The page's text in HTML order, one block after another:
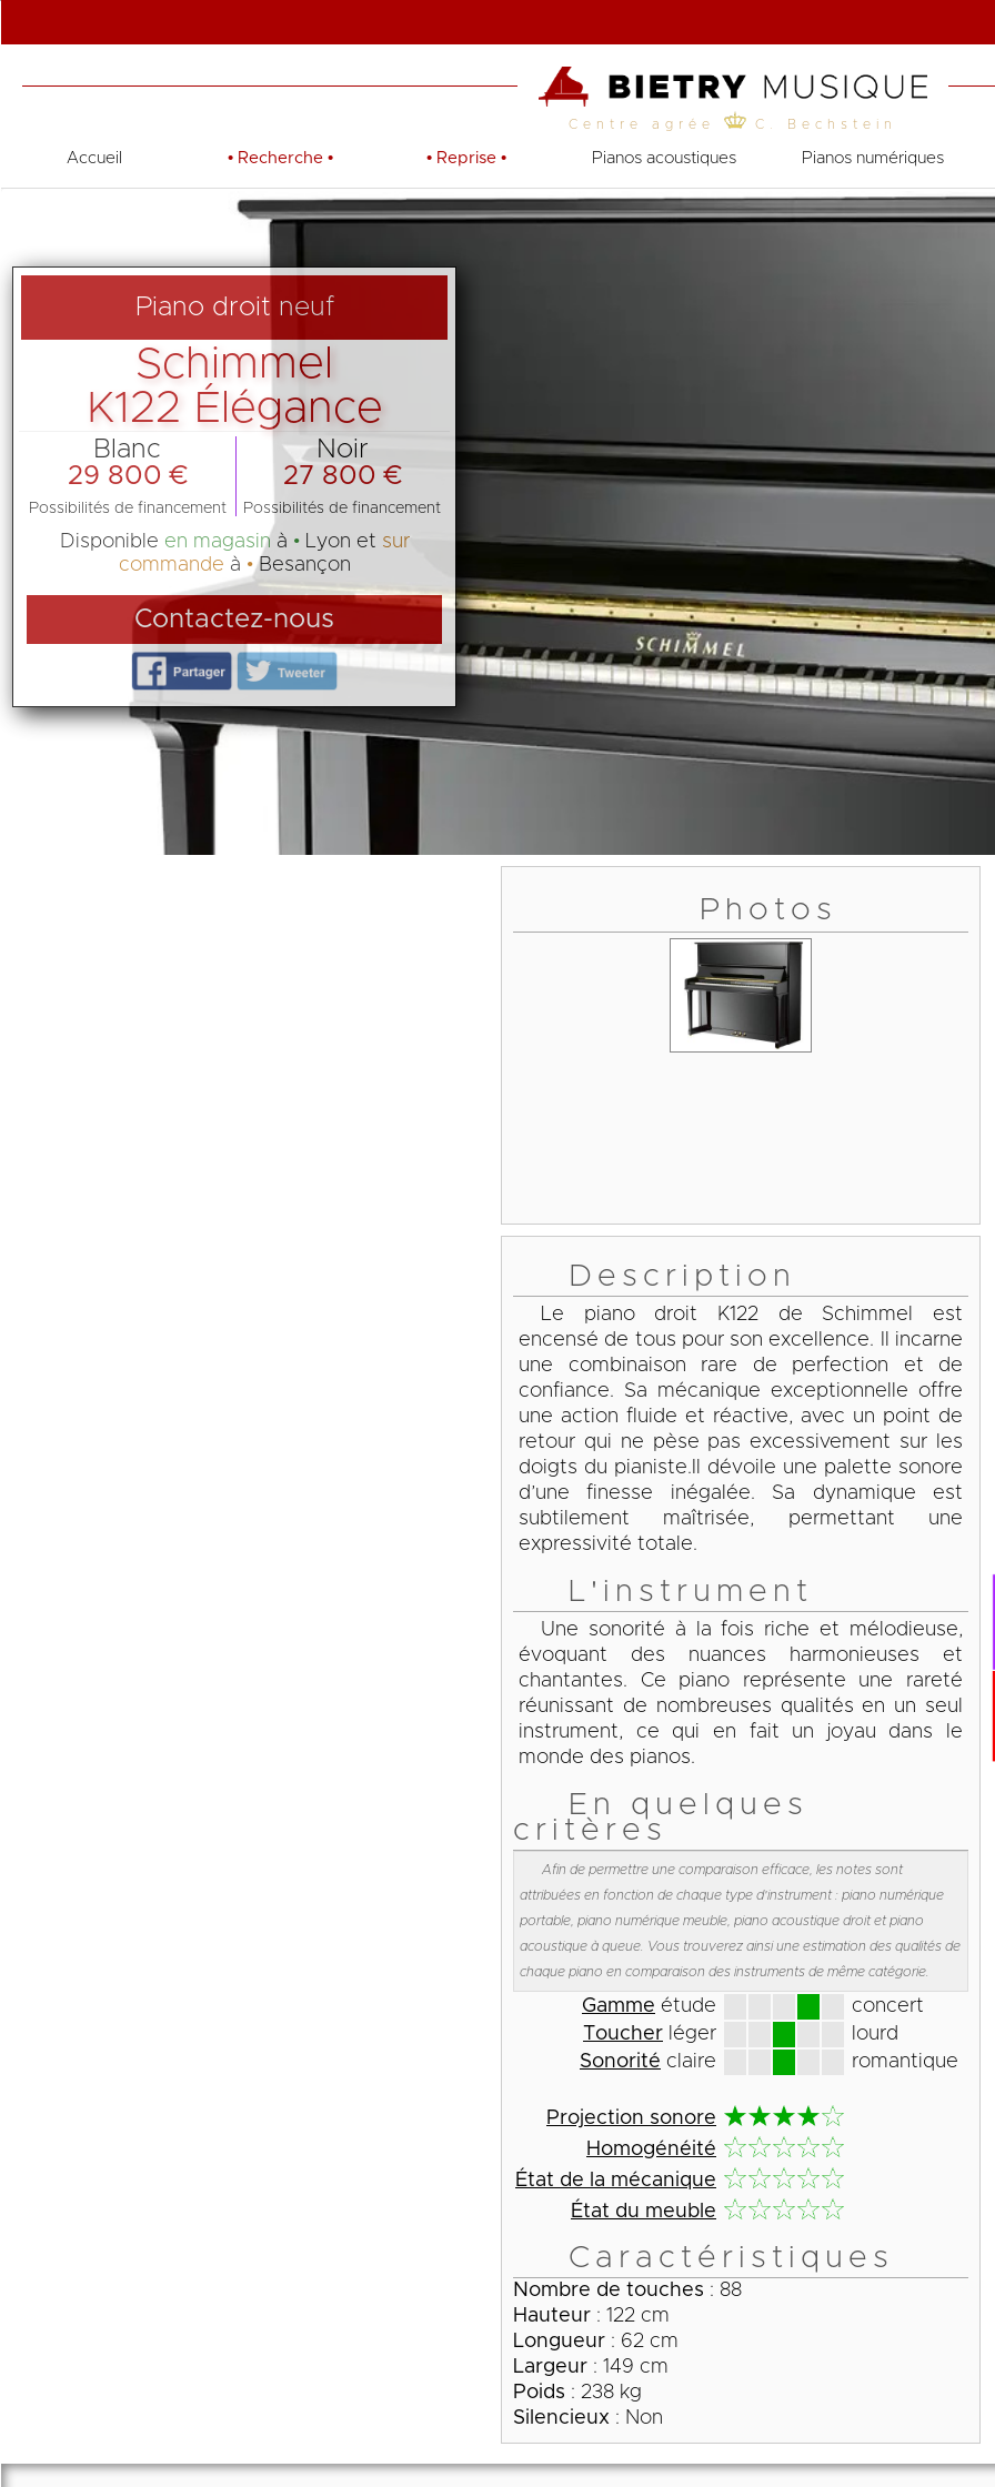
Centre agrée C. Bechstein
Accueil • Recherche • • Reprise • Pianos acoustiques Pianos numériques
Piano droit neuf
Schimmel
K122 Élégance
Blanc
29 800 €
Possibilités de financement
Noir
27 800 €
Possibilités de financement
Disponible en magasin à Lyon et sur
commande à Besançon
Contactez-nous
Photos
Description
Le piano droit K122 de Schimmel est
encensé de tous pour son excellence. Il incarne
une combinaison rare de perfection et de
confiance. Sa mécanique exceptionnelle offre
une action fluide et réactive, avec un point de
retour qui ne pèse pas excessivement sur les
doigts du pianiste.Il dévoile une palette sonore
d’une finesse inégalée. Sa dynamique est
subtilement maîtrisée, permettant une
expressivité totale.
L'instrument
Une sonorité à la fois riche et mélodieuse,
évoquant des nuances harmonieuses et
chantantes. Ce piano représente une rareté
réunissant de nombreuses qualités en un seul
instrument, ce qui en fait un joyau dans le
monde des pianos.
En quelques
critères
Afin de permettre une comparaison efficace, les notes sont
attribuées en fonction de chaque type d'instrument : piano numérique
portable, piano numérique meuble, piano acoustique droit et piano
acoustique à queue. Vous trouverez ainsi une estimation des qualités de
chaque piano en comparaison des instruments de même catégorie.
Gamme étude
concert
Toucher léger
lourd
Sonorité claire romantique
Projection sonore
Homogénéité
État de la mécanique
État du meuble
Caractéristiques
Nombre de touches : 88
Hauteur : 122 cm
Longueur : 62 cm
Largeur : 149 cm
Poids : 238 kg
Silencieux : Non